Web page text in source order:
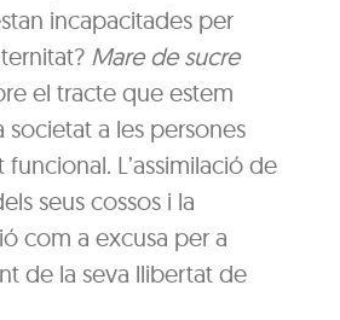
incapacitades per
Mare de sucre
el tracte que estem
a les persones
L’assimilació de
seus cossos i la
com a excusa per a
de la seva llibertat de